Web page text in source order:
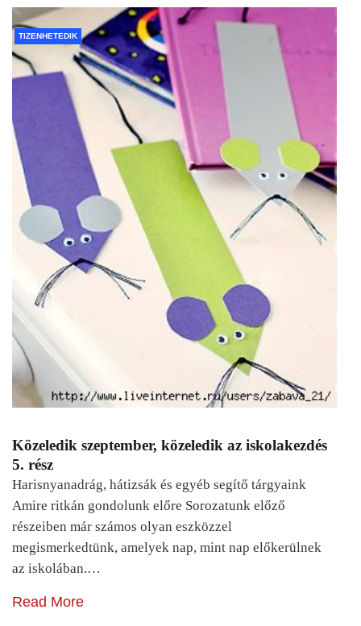
TIZENHETEDIK
Közeledik szeptember, közeledik az iskolakezdés
5. rész
Harisnyanadrág, hátizsák és egyéb segítő tárgyaink
Amire ritkán gondolunk előre Sorozatunk előző
részeiben már számos olyan eszközzel
megismerkedtünk, amelyek nap, mint nap előkerülnek
az iskolában.…
Read More